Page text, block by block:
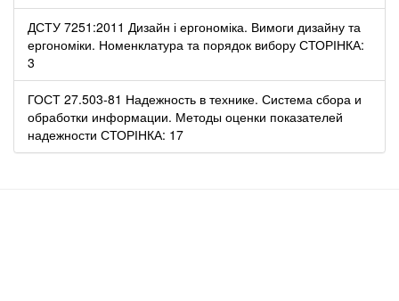
ДСТУ 7251:2011 Дизайн і ергономіка. Вимоги дизайну та
ергономіки. Номенклатура та порядок вибору СТОРІНКА:
3
ГОСТ 27.503-81 Надежность в технике. Система сбора и
обработки информации. Методы оценки показателей
надежности СТОРІНКА: 17